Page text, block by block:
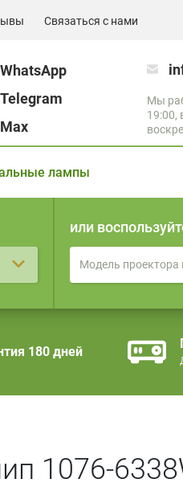
Связаться с нами
WhatsApp
Telegram
Max
Мы
19:00,
лампы
или
180 дней
1076-